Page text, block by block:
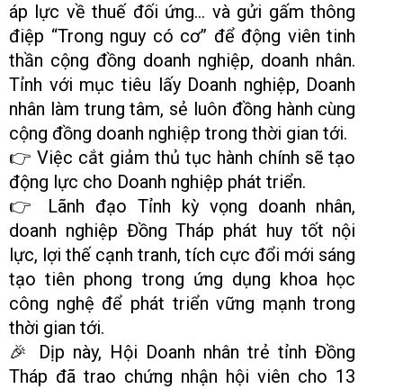
áp lực về thuế đối ứng… và gửi gấm thông
điệp “Trong nguy có cơ” để động viên tinh
thần cộng đồng doanh nghiệp, doanh nhân.
Tỉnh với mục tiêu lấy Doanh nghiệp, Doanh
nhân làm trung tâm, sẻ luôn đồng hành cùng
cộng đồng doanh nghiệp trong thời gian tới.
👉 Việc cắt giảm thủ tục hành chính sẽ tạo
động lực cho Doanh nghiệp phát triển.
👉
Lãnh đạo Tỉnh kỳ vọng doanh nhân,
doanh nghiệp Đồng Tháp phát huy tốt nội
lực, lợi thế cạnh tranh, tích cực đổi mới sáng
tạo tiên phong trong ứng dụng khoa học
công nghệ để phát triển vững mạnh trong
thời gian tới.
🎉
Dịp này, Hội Doanh nhân trẻ tỉnh Đồng
Tháp đã trao chứng nhận hội viên cho 13